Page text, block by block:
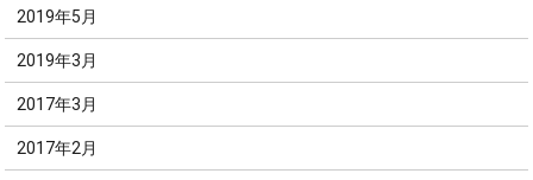
2019年5月
2019年3月
2017年3月
2017年2月